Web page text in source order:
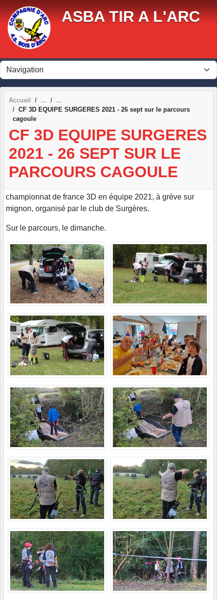
ASBA TIR A L'ARC
Accueil
CF 3D EQUIPE SURGERES 2021 - 26 sept sur le parcours
cagoule
CF 3D EQUIPE SURGERES
2021 - 26 SEPT SUR LE
PARCOURS CAGOULE
championnat de france 3D en équipe 2021, à grève sur
mignon, organisé par le club de Surgères.
Sur le parcours, le dimanche.
Panneau de gestion des cookies